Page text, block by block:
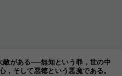
敵がある──無知という罪，世の中
，そして悪徳という悪魔である。